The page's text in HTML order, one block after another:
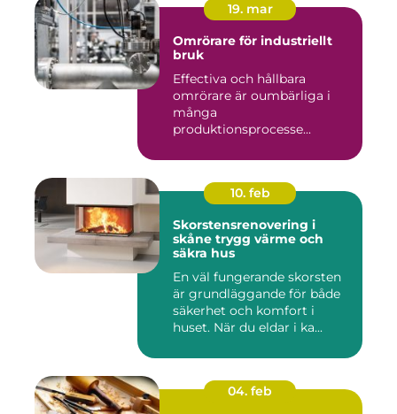
19. mar
Omrörare för industriellt
bruk
Effectiva och hållbara
omrörare är oumbärliga i
många
produktionsprocesse...
10. feb
Skorstensrenovering i
skåne trygg värme och
säkra hus
En väl fungerande skorsten
är grundläggande för både
säkerhet och komfort i
huset. När du eldar i ka...
04. feb